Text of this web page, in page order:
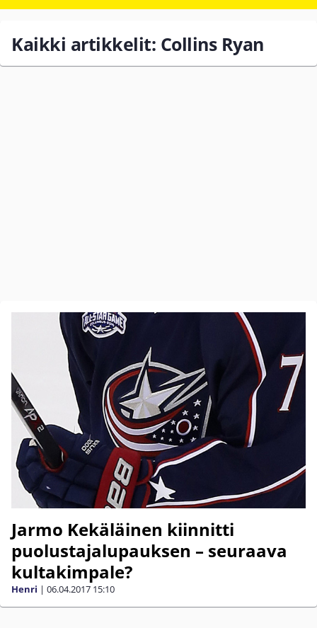
Kaikki artikkelit: Collins Ryan
Jarmo Kekäläinen kiinnitti
puolustajalupauksen – seuraava
kultakimpale?
Henri | 06.04.2017 15:10